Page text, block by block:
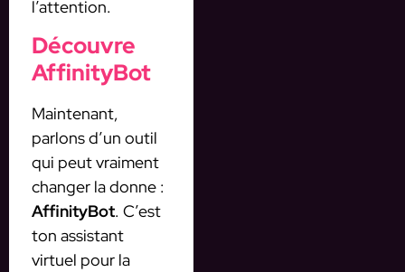
l’attention.
Découvre
AffinityBot
Maintenant,
parlons d’un outil
qui peut vraiment
changer la donne :
AffinityBot. C’est
ton assistant
virtuel pour la